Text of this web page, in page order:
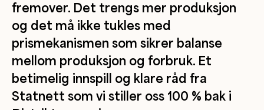
fremover. Det trengs mer produksjon
og det må ikke tukles med
prismekanismen som sikrer balanse
mellom produksjon og forbruk. Et
betimelig innspill og klare råd fra
Statnett som vi stiller oss 100 % bak i